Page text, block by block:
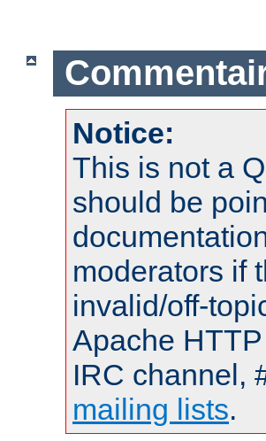
Notice:
This is not a
should be
moderators if
invalid/off-
Apache
IRC channel,
mailing lists.